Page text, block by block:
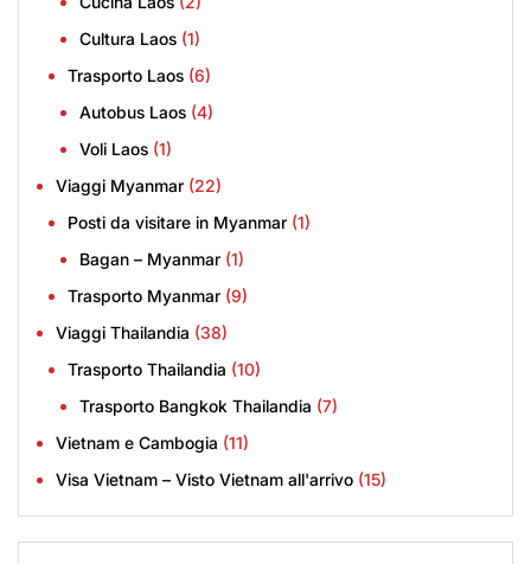
Cultura Laos (1)
Trasporto Laos (6)
Autobus Laos (4)
Voli Laos (1)
Viaggi Myanmar (22)
Posti da visitare in Myanmar (1)
Bagan – Myanmar (1)
Trasporto Myanmar (9)
Viaggi Thailandia (38)
Trasporto Thailandia (10)
Trasporto Bangkok Thailandia (7)
Vietnam e Cambogia (11)
Visa Vietnam – Visto Vietnam all'arrivo (15)